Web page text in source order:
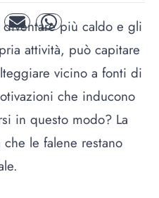
mail whatsapp
più caldo e gli
attività, può capitare
vicino a fonti di
che inducono
in questo modo? La
le falene restano